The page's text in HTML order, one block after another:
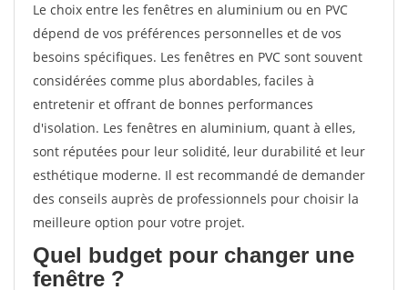
Le choix entre les fenêtres en aluminium ou en PVC
dépend de vos préférences personnelles et de vos
besoins spécifiques. Les fenêtres en PVC sont souvent
considérées comme plus abordables, faciles à
entretenir et offrant de bonnes performances
d'isolation. Les fenêtres en aluminium, quant à elles,
sont réputées pour leur solidité, leur durabilité et leur
esthétique moderne. Il est recommandé de demander
des conseils auprès de professionnels pour choisir la
meilleure option pour votre projet.
Quel budget pour changer une
fenêtre ?